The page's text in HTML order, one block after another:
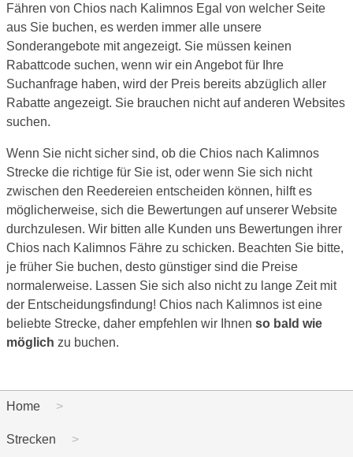
Fähren von Chios nach Kalimnos Egal von welcher Seite
aus Sie buchen, es werden immer alle unsere
Sonderangebote mit angezeigt. Sie müssen keinen
Rabattcode suchen, wenn wir ein Angebot für Ihre
Suchanfrage haben, wird der Preis bereits abzüglich aller
Rabatte angezeigt. Sie brauchen nicht auf anderen Websites
suchen.
Wenn Sie nicht sicher sind, ob die Chios nach Kalimnos
Strecke die richtige für Sie ist, oder wenn Sie sich nicht
zwischen den Reedereien entscheiden können, hilft es
möglicherweise, sich die Bewertungen auf unserer Website
durchzulesen. Wir bitten alle Kunden uns Bewertungen ihrer
Chios nach Kalimnos Fähre zu schicken. Beachten Sie bitte,
je früher Sie buchen, desto günstiger sind die Preise
normalerweise. Lassen Sie sich also nicht zu lange Zeit mit
der Entscheidungsfindung! Chios nach Kalimnos ist eine
beliebte Strecke, daher empfehlen wir Ihnen so bald wie
möglich zu buchen.
Home
Strecken